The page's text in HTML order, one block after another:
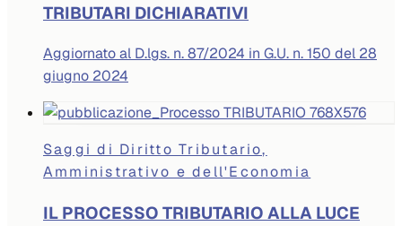
TRIBUTARI DICHIARATIVI
Aggiornato al D.lgs. n. 87/2024 in G.U. n. 150 del 28
giugno 2024
Saggi di Diritto Tributario,
Amministrativo e dell'Economia
IL PROCESSO TRIBUTARIO ALLA LUCE